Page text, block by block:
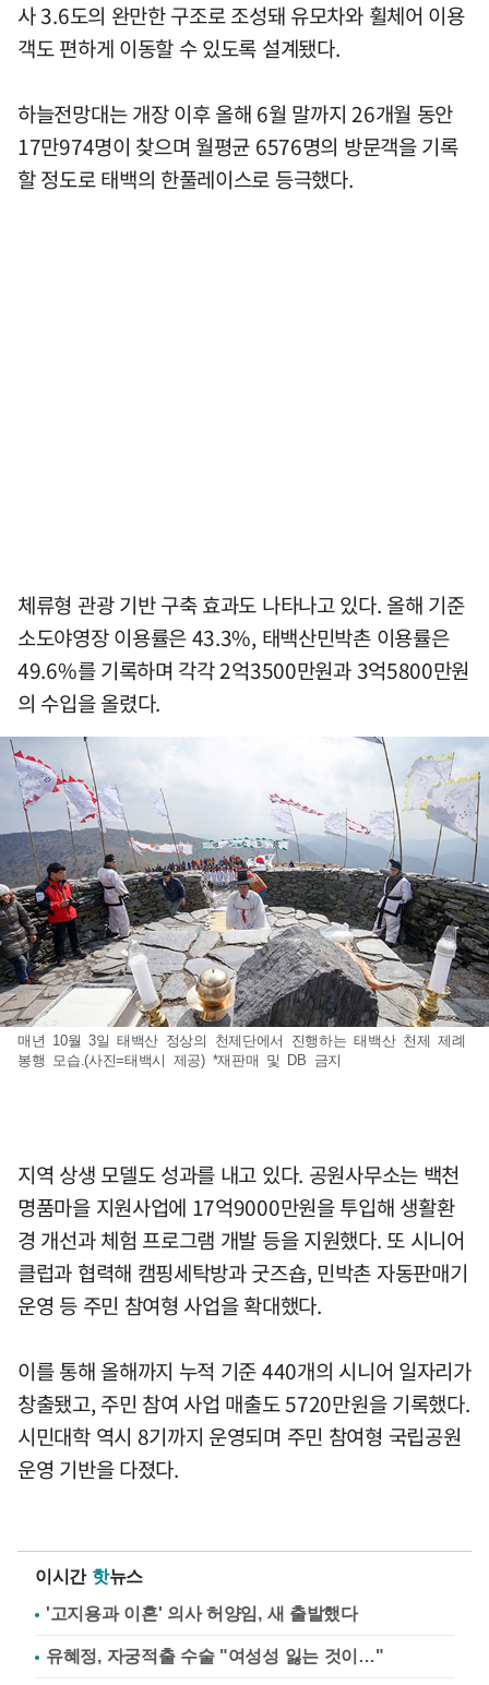
사 3.6도의 완만한 구조로 조성돼 유모차와 휠체어 이용
객도 편하게 이동할 수 있도록 설계됐다.
하늘전망대는 개장 이후 올해 6월 말까지 26개월 동안
17만974명이 찾으며 월평균 6576명의 방문객을 기록
할 정도로 태백의 한풀레이스로 등극했다.
체류형 관광 기반 구축 효과도 나타나고 있다. 올해 기준
소도야영장 이용률은 43.3%, 태백산민박촌 이용률은
49.6%를 기록하며 각각 2억3500만원과 3억5800만원
의 수입을 올렸다.
매년 10월 3일 태백산 정상의 천제단에서 진행하는 태백산 천제 제례
봉행 모습.(사진=태백시 제공) *재판매 및 DB 금지
지역 상생 모델도 성과를 내고 있다. 공원사무소는 백천
명품마을 지원사업에 17억9000만원을 투입해 생활환
경 개선과 체험 프로그램 개발 등을 지원했다. 또 시니어
클럽과 협력해 캠핑세탁방과 굿즈숍, 민박촌 자동판매기
운영 등 주민 참여형 사업을 확대했다.
이를 통해 올해까지 누적 기준 440개의 시니어 일자리가
창출됐고, 주민 참여 사업 매출도 5720만원을 기록했다.
시민대학 역시 8기까지 운영되며 주민 참여형 국립공원
운영 기반을 다졌다.
이시간 핫뉴스
'고지용과 이혼' 의사 허양임, 새 출발했다
유혜정, 자궁적출 수술 "여성성 잃는 것이…"